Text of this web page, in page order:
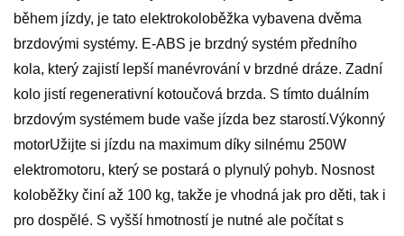
během jízdy, je tato elektrokoloběžka vybavena dvěma
brzdovými systémy. E-ABS je brzdný systém předního
kola, který zajistí lepší manévrování v brzdné dráze. Zadní
kolo jistí regenerativní kotoučová brzda. S tímto duálním
brzdovým systémem bude vaše jízda bez starostí.Výkonný
motorUžijte si jízdu na maximum díky silnému 250W
elektromotoru, který se postará o plynulý pohyb. Nosnost
koloběžky činí až 100 kg, takže je vhodná jak pro děti, tak i
pro dospělé. S vyšší hmotností je nutné ale počítat s